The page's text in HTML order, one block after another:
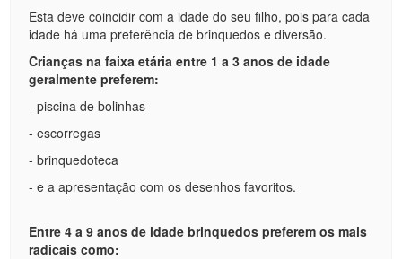
Esta deve coincidir com a idade do seu filho, pois para cada
idade há uma preferência de brinquedos e diversão.
Crianças na faixa etária entre 1 a 3 anos de idade
geralmente preferem:
- piscina de bolinhas
- escorregas
- brinquedoteca
- e a apresentação com os desenhos favoritos.
Entre 4 a 9 anos de idade brinquedos preferem os mais
radicais como: